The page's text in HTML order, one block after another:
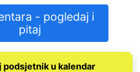
- pogledaj i
pitaj
podsjetnik u kalendar